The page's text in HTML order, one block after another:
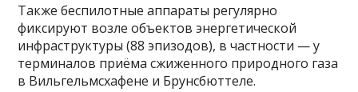
Также беспилотные аппараты регулярно
фиксируют возле объектов энергетической
инфраструктуры (88 эпизодов), в частности — у
терминалов приёма сжиженного природного газа
в Вильгельмсхафене и Брунсбюттеле.